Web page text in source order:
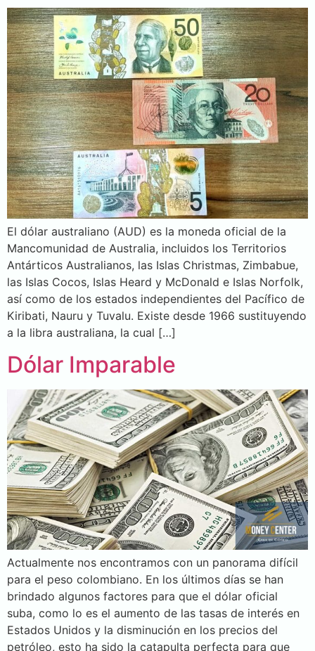
El dólar australiano (AUD) es la moneda oficial de la
Mancomunidad de Australia, incluidos los Territorios
Antárticos Australianos, las Islas Christmas, Zimbabue,
las Islas Cocos, Islas Heard y McDonald e Islas Norfolk,
así como de los estados independientes del Pacífico de
Kiribati, Nauru y Tuvalu. Existe desde 1966 sustituyendo
a la libra australiana, la cual […]
Dólar Imparable
Actualmente nos encontramos con un panorama difícil
para el peso colombiano. En los últimos días se han
brindado algunos factores para que el dólar oficial
suba, como lo es el aumento de las tasas de interés en
Estados Unidos y la disminución en los precios del
petróleo, esto ha sido la catapulta perfecta para que